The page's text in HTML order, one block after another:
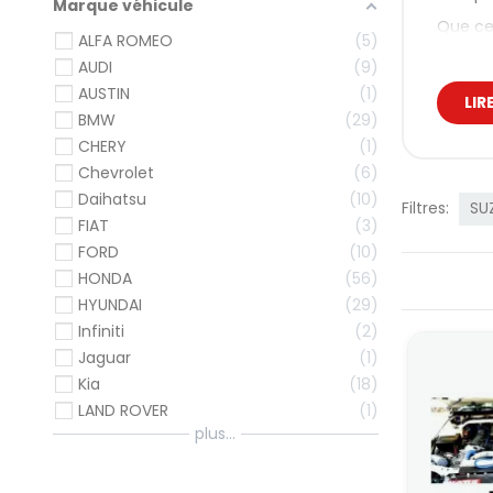
Que
Les
les
En
Filtres:
Marque véhicule
ALFA ROMEO
5
AUDI
9
AUSTIN
1
BMW
29
CHERY
1
Chevrolet
6
Daihatsu
10
FIAT
3
FORD
10
HONDA
56
HYUNDAI
29
Infiniti
2
Jaguar
1
Kia
18
LAND ROVER
1
plus...